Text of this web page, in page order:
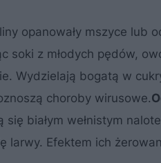
opanowały mszyce lub
z młodych pędów,
Wydzielają bogatą w
choroby wirusowe.
białym wełnistym
Efektem ich